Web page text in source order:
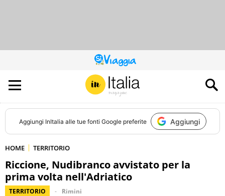
QUESTO
SITO
CONTRIBUISCE
ALL’AUDIENCE
DI
Aggiungi InItalia alle tue fonti Google preferite Aggiungi
HOME TERRITORIO
Riccione, Nudibranco avvistato per la
prima volta nell'Adriatico
TERRITORIO Rimini